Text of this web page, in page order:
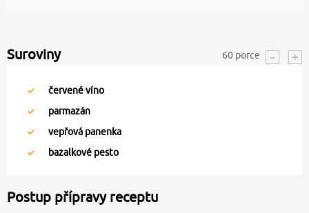
Suroviny 60 porce
červené víno
parmazán
vepřová panenka
bazalkové pesto
Postup přípravy receptu